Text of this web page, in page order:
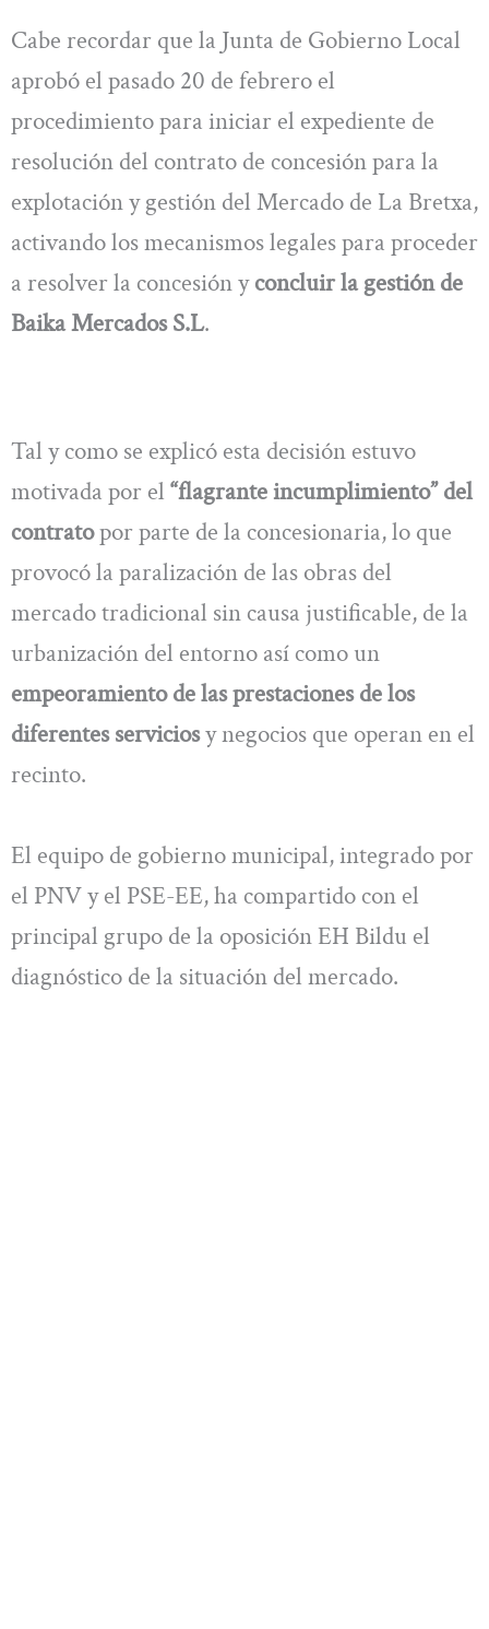
Cabe recordar que la Junta de Gobierno Local
aprobó el pasado 20 de febrero el
procedimiento para iniciar el expediente de
resolución del contrato de concesión para la
explotación y gestión del Mercado de La Bretxa,
activando los mecanismos legales para proceder
a resolver la concesión yconcluir la gestión de
Baika Mercados S.L.
Tal y como se explicó esta decisión estuvo
motivada por el “flagrante incumplimiento” del
contratopor parte de la concesionaria, lo que
provocó la paralización de las obras del
mercado tradicional sin causa justificable, de la
urbanización del entorno así como un
empeoramiento de las prestaciones de los
diferentes serviciosy negocios que operan en el
recinto.
El equipo de gobierno municipal, integrado por
el PNV y el PSE-EE, ha compartido con el
principal grupo de la oposición EH Bildu el
diagnóstico de la situación del mercado.